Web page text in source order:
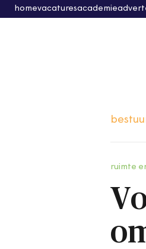
homevacaturesacademie
ruimte